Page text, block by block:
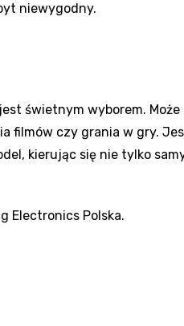
niewygodny.
świetnym wyborem. Może
filmów czy grania w gry.
kierując się nie tylko
Electronics Polska.